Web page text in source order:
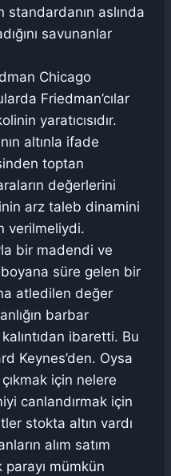
standardanın aslında
savunanlar
Chicago
Friedman’cılar
yaratıcısıdır.
altınla ifade
toptan
değerlerini
arz taleb dinamini
verilmeliydi.
bir madendi ve
süre gelen bir
atledilen değer
barbar
ibaretti. Bu
Keynes’den. Oysa
için nelere
canlandırmak için
stokta altın vardı
alım satım
mümkün